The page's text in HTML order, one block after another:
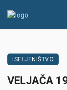
ISELJENIŠTVO
VELJAČA